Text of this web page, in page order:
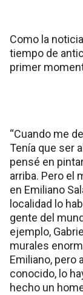
Como la
tiempo de
primer
“Cuando me
Tenía que ser
pensé en
arriba. Pero el
en Emiliano
localidad lo
gente del
ejemplo,
murales
Emiliano, pero
conocido, lo
hecho un